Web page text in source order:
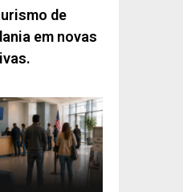
de
em novas